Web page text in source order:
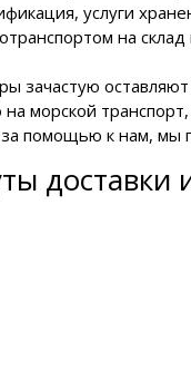
услуги
на
зачастую
морской
помощью к нам, мы
доставки